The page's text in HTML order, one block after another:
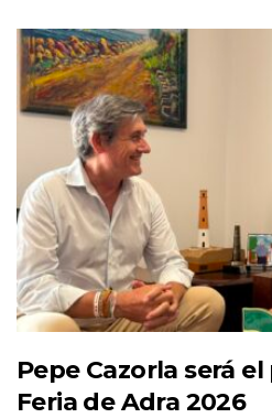
Pepe Cazorla será
Feria de Adra 2026